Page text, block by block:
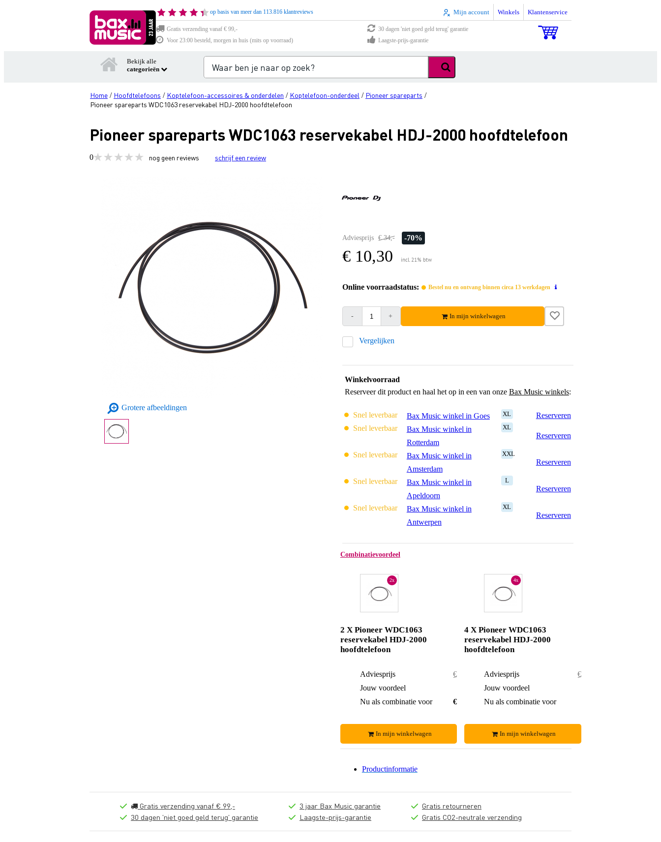
op basis van meer dan 113.816 klantreviews Mijn account Winkels Klantenservice
Gratis verzending vanaf € 99,-
30 dagen 'niet goed geld terug' garantie
Voor 23:00 besteld, morgen in huis (mits op voorraad)
Laagste-prijs-garantie
Bekijk alle
categorieën
Home / Hoofdtelefoons / Koptelefoon-accessoires & onderdelen / Koptelefoon-onderdeel / Pioneer spareparts /
Pioneer spareparts WDC1063 reservekabel HDJ-2000 hoofdtelefoon
Pioneer spareparts WDC1063 reservekabel HDJ-2000 hoofdtelefoon
0 nog geen reviews schrijf een review
Grotere afbeeldingen
Adviesprijs € 34,- -70%
€ 10,30 incl. 21% btw
Online voorraadstatus: Bestel nu en ontvang binnen circa 13 werkdagen
- + In mijn winkelwagen
Vergelijken
Winkelvoorraad
Reserveer dit product en haal het op in een van onze Bax Music winkels:
Snel leverbaar Bax Music winkel in Goes XL
Reserveren
Snel leverbaar
Bax Music winkel in
Rotterdam
XL
Reserveren
Snel leverbaar
Bax Music winkel in
Amsterdam
XXL
Reserveren
Snel leverbaar
Bax Music winkel in
Apeldoorn
L
Reserveren
Snel leverbaar
Bax Music winkel in
Antwerpen
XL
Reserveren
Combinatievoordeel
2x
2 X Pioneer WDC1063
reservekabel HDJ-2000
hoofdtelefoon
Adviesprijs
€ 20,60
Jouw voordeel
Nu als combinatie voor
€ 19,30
In mijn winkelwagen
4x
4 X Pioneer WDC1063
reservekabel HDJ-2000
hoofdtelefoon
Adviesprijs
€ 41,20
Jouw voordeel
Nu als combinatie voor
In mijn winkelwagen
Productinformatie
Gratis verzending vanaf € 99,-
30 dagen 'niet goed geld terug' garantie
3 jaar Bax Music garantie
Laagste-prijs-garantie
Gratis retourneren
Gratis CO2-neutrale verzending